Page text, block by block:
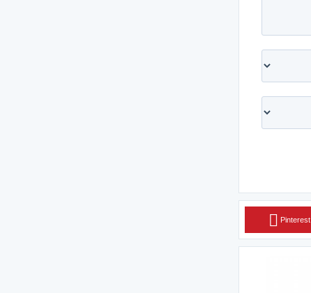
Pinterest